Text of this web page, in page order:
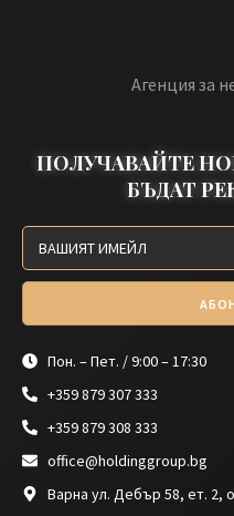
Агенция за
ПОЛУЧАВАЙТЕ
БЪДАТ
Пон. – Пет. / 9:00 – 17:30
+359 879 307 333
+359 879 308 333
office@holdinggroup.bg
Варна ул. Дебър 58, ет. 2,